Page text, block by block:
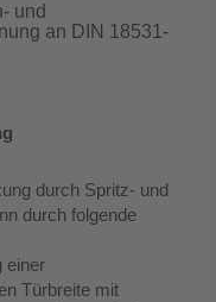
und
an DIN 18531-
durch Spritz- und
durch folgende
einer
Türbreite mit